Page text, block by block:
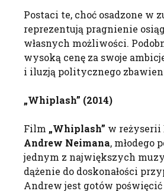
Postaci te, choć osadzone w
reprezentują pragnienie
własnych możliwości.
wysoką cenę za swoje
i iluzją politycznego
„Whiplash” (2014)
Film „Whiplash” w reżyserii
Andrew Neimana, młodego
jednym z największych
dążenie do doskonałości
Andrew jest gotów